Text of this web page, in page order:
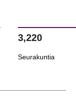
3,220
Seurakuntia